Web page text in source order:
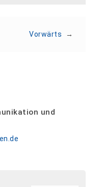
Vorwärts →
und